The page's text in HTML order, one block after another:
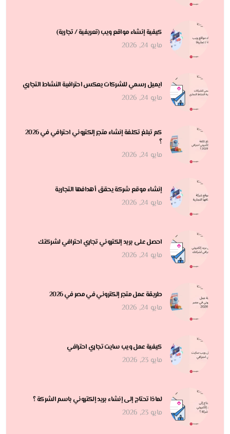
كيفية إنشاء مواقع ويب (تعريفية / تجارية)
مايو 24, 2026
ايميل رسمي للشركات يعكس احترافية النشاط التجاري
مايو 24, 2026
كم تبلغ تكلفة إنشاء متجر إلكتروني احترافي في 2026
؟
مايو 24, 2026
إنشاء موقع شركة يحقق أهدافها التجارية
مايو 24, 2026
احصل على بريد إلكتروني تجاري احترافي لشركتك
مايو 24, 2026
طريقة عمل متجر إلكتروني في مصر في 2026
مايو 24, 2026
كيفية عمل ويب سايت تجاري احترافي
مايو 23, 2026
لماذا تحتاج إلى إنشاء بريد إلكتروني باسم الشركة ؟
مايو 23, 2026